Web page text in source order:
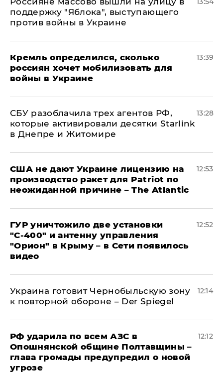
поддержку "Яблока", выступающего
против войны в Украине
Кремль определился, сколько
россиян хочет мобилизовать для
войны в Украине
13:39
СБУ разоблачила трех агентов РФ,
которые активировали десятки Starlink
в Днепре и Житомире
13:28
США не дают Украине лицензию на
производство ракет для Patriot по
неожиданной причине – The Atlantic
12:53
ГУР уничтожило две установки
"С‑400" и антенну управления
"Орион" в Крыму – в Сети появилось
видео
12:52
Украина готовит Чернобыльскую зону
к повторной обороне – Der Spiegel
12:14
РФ ударила по всем АЗС в
Опошнянской общине Полтавщины –
глава громады предупредил о новой
угрозе
12:12